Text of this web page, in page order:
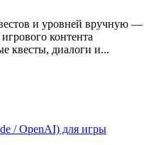
и уровней вручную —
контента
квесты, диалоги и...